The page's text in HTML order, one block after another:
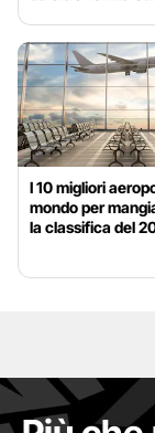
I 10 migliori
mondo per
la classifica del